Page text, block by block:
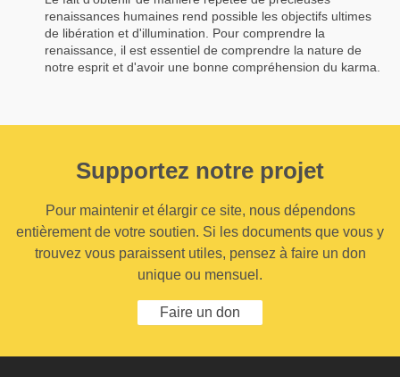
renaissances humaines rend possible les objectifs ultimes
de libération et d'illumination. Pour comprendre la
renaissance, il est essentiel de comprendre la nature de
notre esprit et d'avoir une bonne compréhension du karma.
Supportez notre projet
Pour maintenir et élargir ce site, nous dépendons
entièrement de votre soutien. Si les documents que vous y
trouvez vous paraissent utiles, pensez à faire un don
unique ou mensuel.
Faire un don